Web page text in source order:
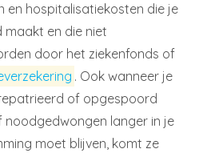
en hospitalisatiekosten die je
maakt en die niet
door het ziekenfonds of
. Ook wanneer je
of opgespoord
noodgedwongen langer in je
moet blijven, komt ze